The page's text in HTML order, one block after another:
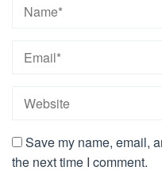
Save my name, email,
the next time I comment.